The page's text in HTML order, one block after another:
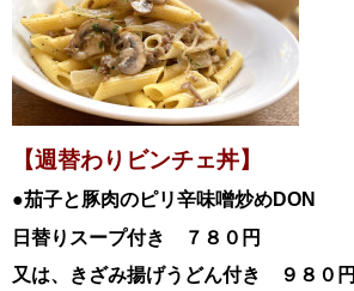
【週替わりビンチェ丼】
●茄子と豚肉のピリ辛味噌炒めDON
日替りスープ付き ７８０円
又は、きざみ揚げうどん付き ９８０円